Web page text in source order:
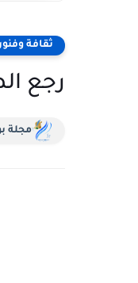
ثقافة
رجع
مجلة